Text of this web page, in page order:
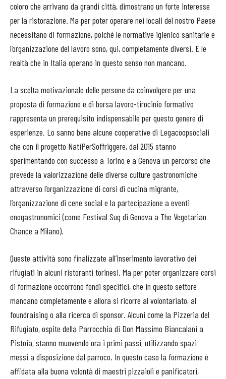
coloro che arrivano da grandi città, dimostrano un forte interesse
per la ristorazione. Ma per poter operare nei locali del nostro Paese
necessitano di formazione, poiché le normative igienico sanitarie e
l’organizzazione del lavoro sono, qui, completamente diversi. E le
realtà che in Italia operano in questo senso non mancano.
La scelta motivazionale delle persone da coinvolgere per una
proposta di formazione e di borsa lavoro-tirocinio formativo
rappresenta un prerequisito indispensabile per questo genere di
esperienze. Lo sanno bene alcune cooperative di Legacoopsociali
che con il progetto NatiPerSoffriggere, dal 2015 stanno
sperimentando con successo a Torino e a Genova un percorso che
prevede la valorizzazione delle diverse culture gastronomiche
attraverso l’organizzazione di corsi di cucina migrante,
l’organizzazione di cene social e la partecipazione a eventi
enogastronomici (come Festival Suq di Genova a The Vegetarian
Chance a Milano).
Queste attività sono finalizzate all’inserimento lavorativo dei
rifugiati in alcuni ristoranti torinesi. Ma per poter organizzare corsi
di formazione occorrono fondi specifici, che in questo settore
mancano completamente e allora si ricorre al volontariato, al
foundraising o alla ricerca di sponsor. Alcuni come la Pizzeria del
Rifugiato, ospite della Parrocchia di Don Massimo Biancalani a
Pistoia, stanno muovendo ora i primi passi, utilizzando spazi
messi a disposizione dal parroco. In questo caso la formazione è
affidata alla buona volontà di maestri pizzaioli e panificatori,